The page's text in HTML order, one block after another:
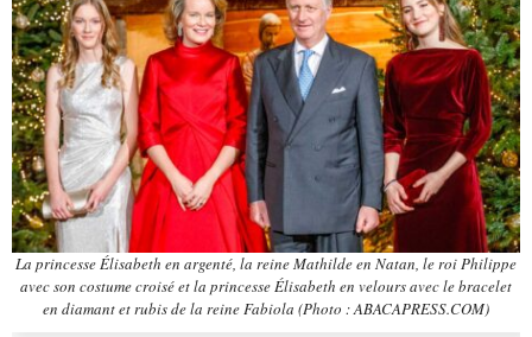
La princesse Élisabeth en argenté, la reine Mathilde en Natan, le roi Philippe
avec son costume croisé et la princesse Élisabeth en velours avec le bracelet
en diamant et rubis de la reine Fabiola (Photo : ABACAPRESS.COM)